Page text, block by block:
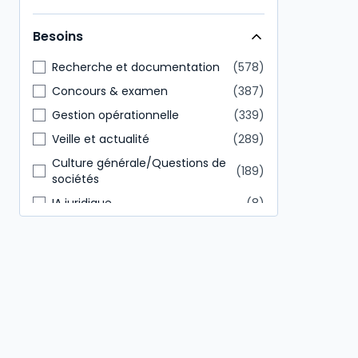
Direction générale
146
Tout public
85
Besoins
Recherche et documentation
578
Concours & examen
387
Gestion opérationnelle
339
Veille et actualité
289
Culture générale/Questions de
sociétés
189
IA juridique
8